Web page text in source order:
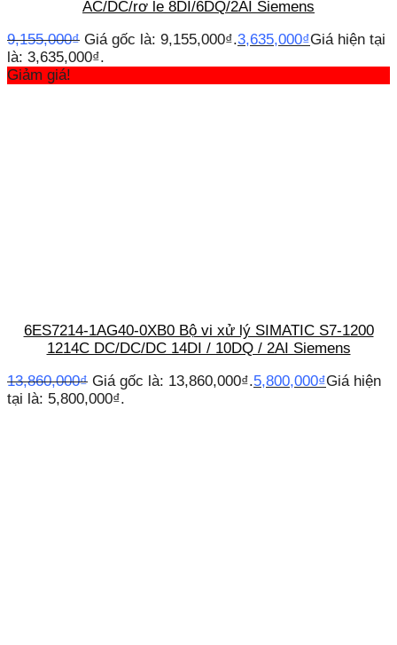
AC/DC/rơ le 8DI/6DQ/2AI Siemens
9,155,000₫ Giá gốc là: 9,155,000₫.3,635,000₫Giá hiện tại
là: 3,635,000₫.
Giảm giá!
6ES7214-1AG40-0XB0 Bộ vi xử lý SIMATIC S7-1200
1214C DC/DC/DC 14DI / 10DQ / 2AI Siemens
13,860,000₫ Giá gốc là: 13,860,000₫.5,800,000₫Giá hiện
tại là: 5,800,000₫.